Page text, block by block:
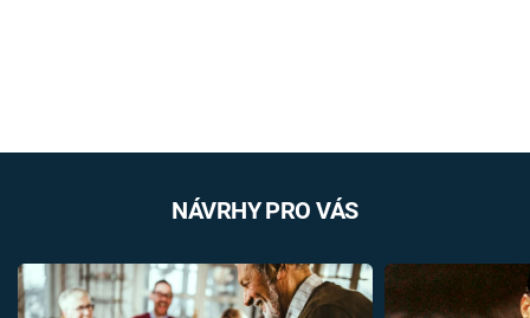
NÁVRHY PRO VÁS